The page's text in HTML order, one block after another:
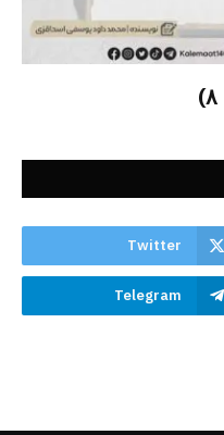
Twitter
Telegram